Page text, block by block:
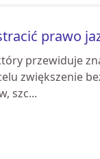
prawo
przewiduje
zwiększenie
szc...